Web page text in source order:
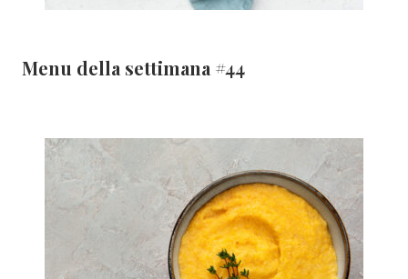
Menu della settimana #44